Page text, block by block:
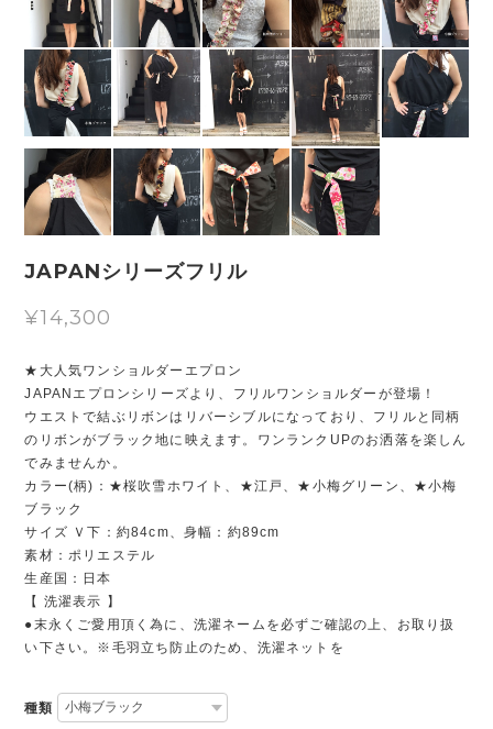
JAPANシリーズフリル
¥14,300
★大人気ワンショルダーエプロン
JAPANエプロンシリーズより、フリルワンショルダーが登場！
ウエストで結ぶリボンはリバーシブルになっており、フリルと同柄
のリボンがブラック地に映えます。ワンランクUPのお洒落を楽しん
でみませんか。
カラー(柄)：★桜吹雪ホワイト、★江戸、★小梅グリーン、★小梅
ブラック
サイズ Ｖ下：約84cm、身幅：約89cm
素材：ポリエステル
生産国：日本
【 洗濯表示 】
●末永くご愛用頂く為に、洗濯ネームを必ずご確認の上、お取り扱
い下さい。※毛羽立ち防止のため、洗濯ネットを
種類